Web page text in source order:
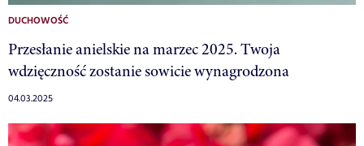
DUCHOWOŚĆ
Przesłanie anielskie na marzec 2025. Twoja
wdzięczność zostanie sowicie wynagrodzona
04.03.2025